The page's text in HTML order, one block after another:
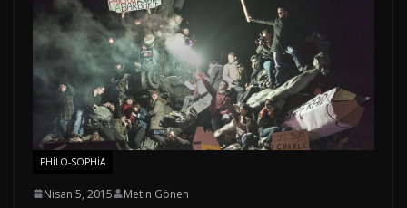
PHILO-SOPHIA
Nisan 5, 2015 Metin Gönen